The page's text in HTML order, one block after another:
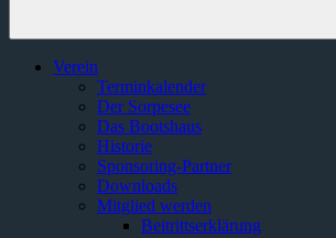
Verein
Terminkalender
Der Sorpesee
Das Bootshaus
Historie
Sponsoring-Partner
Downloads
Mitglied werden
Beitrittserklärung